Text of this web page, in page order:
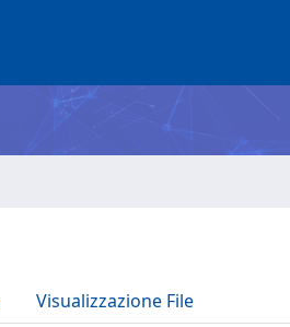
Visualizzazione File